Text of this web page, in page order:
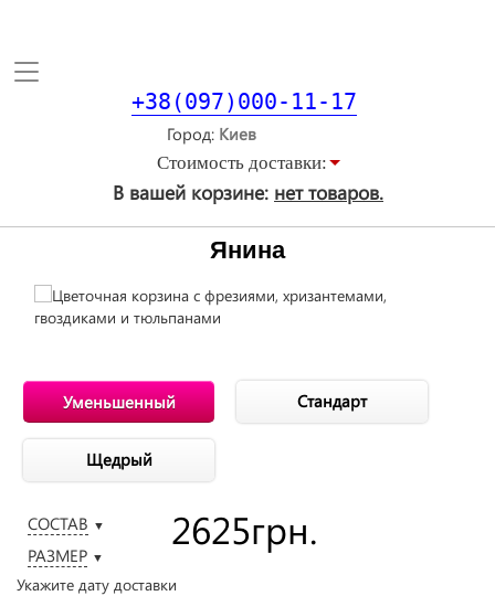
Toggle
+38(097)000-11-17
Город
Стоимость доставки:
В вашей корзине: нет товаров.
Янина
Уменьшенный Стандарт
Щедрый
СОСТАВ ▼
РАЗМЕР ▼
2625грн.
Укажите дату доставки